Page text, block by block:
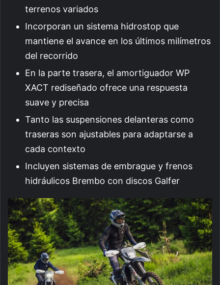
terrenos variados
Incorporan un sistema hidrostop que
mantiene el avance en los últimos milímetros
del recorrido
En la parte trasera, el amortiguador WP
XACT rediseñado ofrece una respuesta
suave y precisa
Tanto las suspensiones delanteras como
traseras son ajustables para adaptarse a
cada contexto
Incluyen sistemas de embrague y frenos
hidráulicos Brembo con discos Galfer